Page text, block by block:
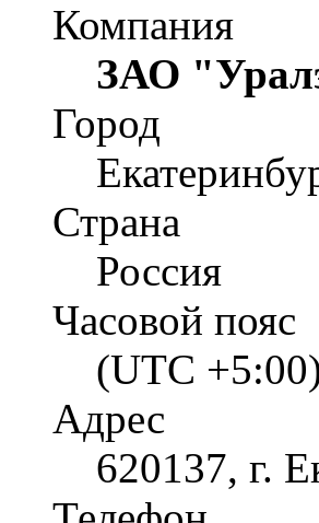
Компания
ЗАО
Город
Страна
Россия
Часовой пояс
(UTC
Адрес
620137, г.